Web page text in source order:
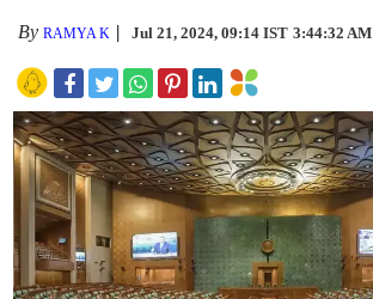
ByRAMYA K Jul 21, 2024, 09:14 IST 3:44:32 AM